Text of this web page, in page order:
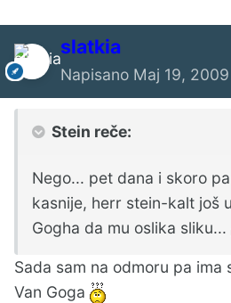
slatkia
Napisano Maj 19, 2009
Stein reče:
Nego... pet dana i skoro
kasnije, herr stein-kalt još
Gogha da mu oslika sliku...
Sada sam na odmoru pa ima
Van Goga